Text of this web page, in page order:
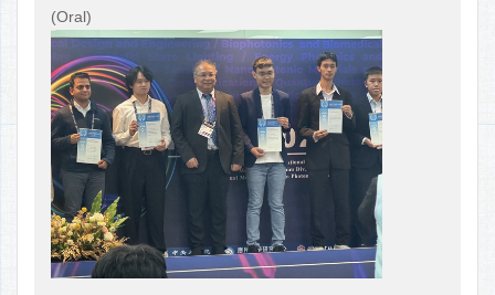
(Oral)